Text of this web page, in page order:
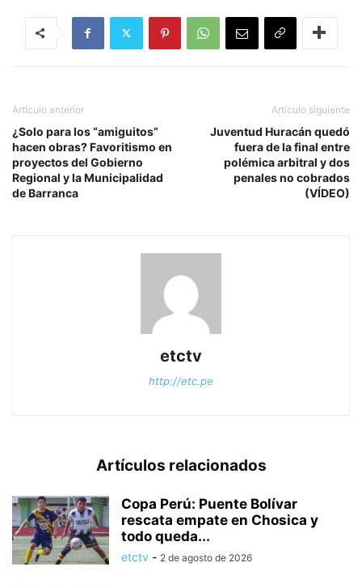
Artículo anterior
¿Solo para los “amiguitos”
hacen obras? Favoritismo en
proyectos del Gobierno
Regional y la Municipalidad
de Barranca
Artículo siguiente
Juventud Huracán quedó
fuera de la final entre
polémica arbitral y dos
penales no cobrados
(VÍDEO)
etctv
http://etc.pe
Artículos relacionados
Copa Perú: Puente Bolívar
rescata empate en Chosica y
todo queda...
etctv - 2 de agosto de 2026